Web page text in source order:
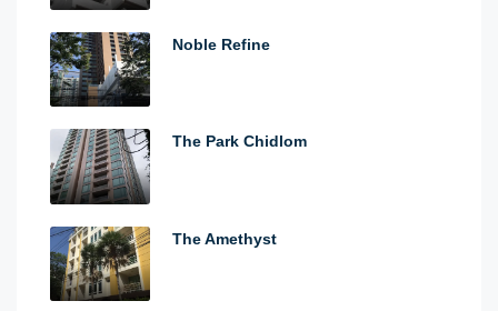
Noble Refine
The Park Chidlom
The Amethyst